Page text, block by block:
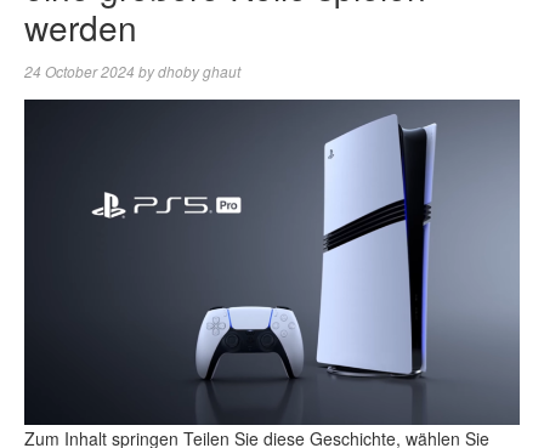
werden
24 October 2024 bydhoby ghaut
Zum Inhalt springen Teilen Sie diese Geschichte, wählen Sie